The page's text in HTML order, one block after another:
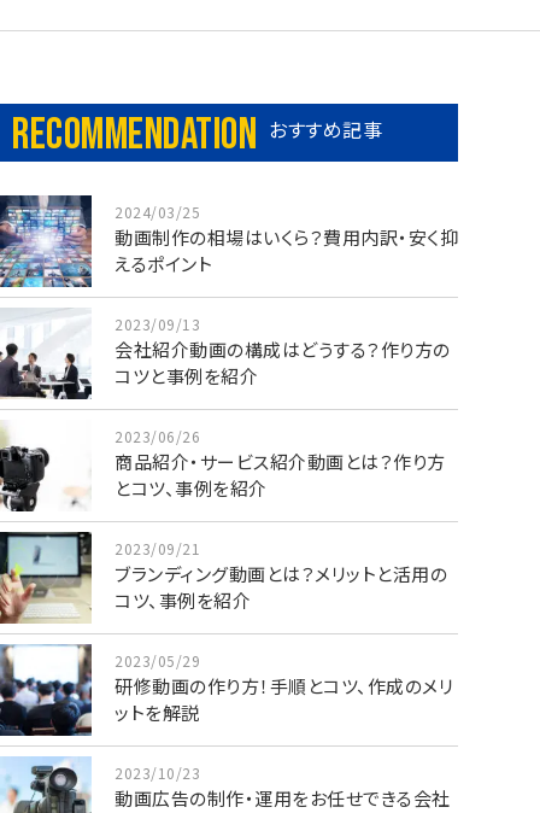
Recommendation おすすめ記事
2024/03/25
動画制作の相場はいくら？費用内訳・安く抑
えるポイント
2023/09/13
会社紹介動画の構成はどうする？作り方の
コツと事例を紹介
2023/06/26
商品紹介・サービス紹介動画とは？作り方
とコツ、事例を紹介
2023/09/21
ブランディング動画とは？メリットと活用の
コツ、事例を紹介
2023/05/29
研修動画の作り方！手順とコツ、作成のメリ
ットを解説
2023/10/23
動画広告の制作・運用をお任せできる会社